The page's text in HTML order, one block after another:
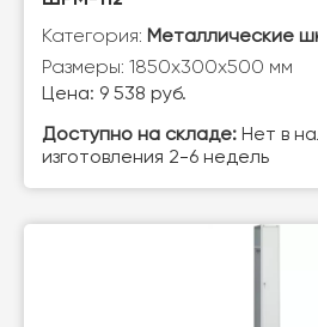
Категория: Металлические
Размеры: 1850х300х500 мм
Цена: 9 538 руб.
Доступно на складе: Нет в
изготовления 2-6 недель